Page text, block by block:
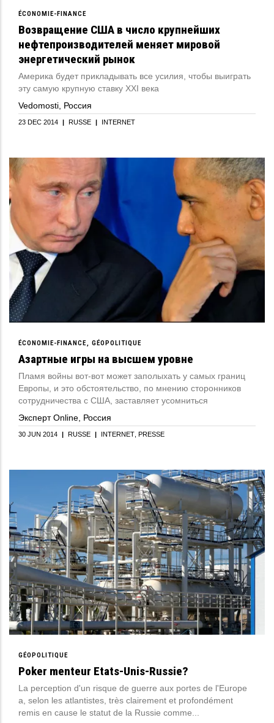
ÉCONOMIE-FINANCE
Возвращение США в число крупнейших
нефтепроизводителей меняет мировой
энергетический рынок
Америка будет прикладывать все усилия, чтобы выиграть
эту самую крупную ставку ХХI века
Vedomosti, Россия
23 DEC 2014 RUSSE INTERNET
ÉCONOMIE-FINANCE GÉOPOLITIQUE
Азартные игры на высшем уровне
Пламя войны вот-вот может заполыхать у самых границ
Европы, и это обстоятельство, по мнению сторонников
сотрудничества с США, заставляет усомниться
Эксперт Online, Россия
30 JUN 2014 | RUSSE | INTERNET PRESSE
GÉOPOLITIQUE
Poker menteur Etats-Unis-Russie?
La perception d'un risque de guerre aux portes de l'Europe
a, selon les atlantistes, très clairement et profondément
remis en cause le statut de la Russie comme...